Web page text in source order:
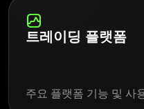
트레이딩 플랫폼
주요 플랫폼 기능 및 사